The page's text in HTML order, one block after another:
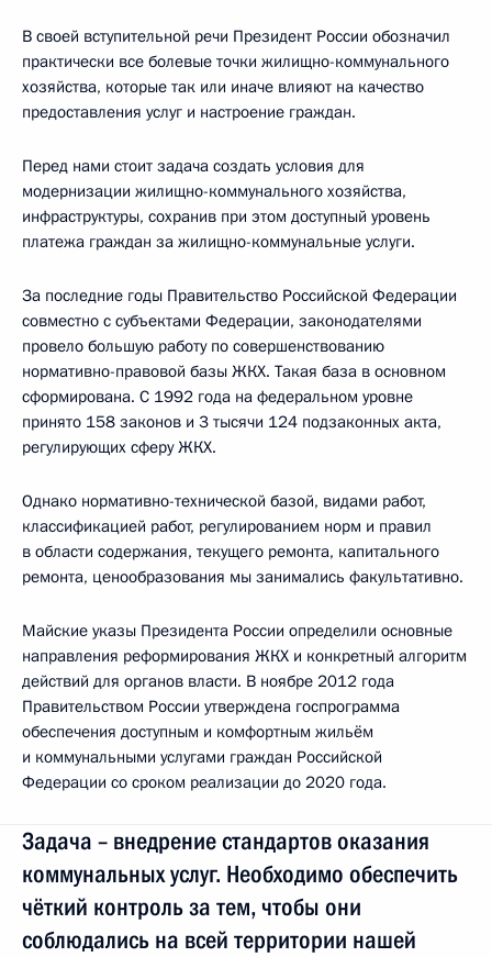
В своей вступительной речи Президент России обозначил
практически все болевые точки жилищно-коммунального
хозяйства, которые так или иначе влияют на качество
предоставления услуг и настроение граждан.
Перед нами стоит задача создать условия для
модернизации жилищно-коммунального хозяйства,
инфраструктуры, сохранив при этом доступный уровень
платежа граждан за жилищно-коммунальные услуги.
За последние годы Правительство Российской Федерации
совместно с субъектами Федерации, законодателями
провело большую работу по совершенствованию
нормативно-правовой базы ЖКХ. Такая база в основном
сформирована. С 1992 года на федеральном уровне
принято 158 законов и 3 тысячи 124 подзаконных акта,
регулирующих сферу ЖКХ.
Однако нормативно-технической базой, видами работ,
классификацией работ, регулированием норм и правил
в области содержания, текущего ремонта, капитального
ремонта, ценообразования мы занимались факультативно.
Майские указы Президента России определили основные
направления реформирования ЖКХ и конкретный алгоритм
действий для органов власти. В ноябре 2012 года
Правительством России утверждена госпрограмма
обеспечения доступным и комфортным жильём
и коммунальными услугами граждан Российской
Федерации со сроком реализации до 2020 года.
Задача – внедрение стандартов оказания
коммунальных услуг. Необходимо обеспечить
чёткий контроль за тем, чтобы они
соблюдались на всей территории нашей